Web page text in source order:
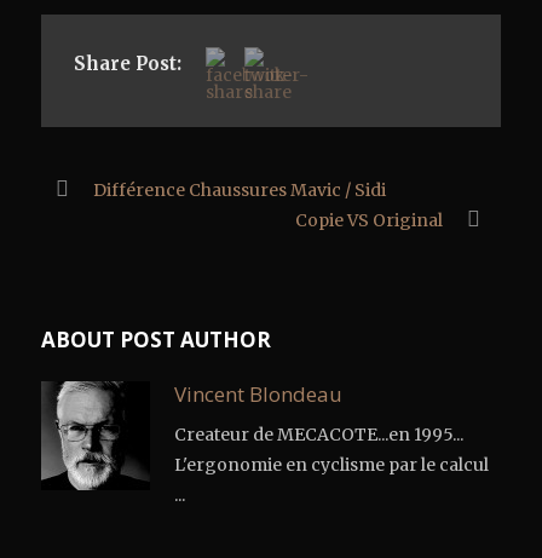
Share Post:
Différence Chaussures Mavic / Sidi
Copie VS Original
ABOUT POST AUTHOR
Vincent Blondeau
Createur de MECACOTE...en 1995...
L'ergonomie en cyclisme par le calcul
...